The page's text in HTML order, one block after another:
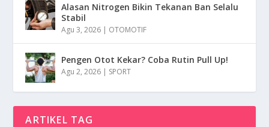
Alasan Nitrogen Bikin Tekanan Ban Selalu
Stabil
Agu 3, 2026 | OTOMOTIF
Pengen Otot Kekar? Coba Rutin Pull Up!
Agu 2, 2026 | SPORT
ARTIKEL TAG